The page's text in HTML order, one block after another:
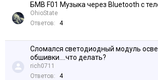
БМВ F01 Музыка через Bluetooth c
OhioState
Ответов:
4
Сломался светодиодный модуль
обшивки....что делать?
rich0711
Ответов:
4